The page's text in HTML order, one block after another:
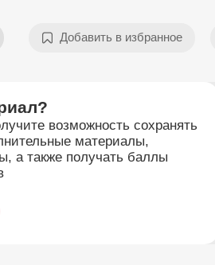
Добавить в избранное
возможность сохранять
материалы,
а также получать баллы